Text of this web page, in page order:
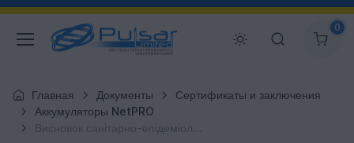
0
Главная Документы
Сертификаты и заключения
Аккумуляторы NetPRO
Висновок санітарно-епідеміологічний CsPower, EverExceed, Ostar_3